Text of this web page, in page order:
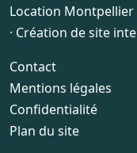
Location Montpellier
· Création de site
Contact
Mentions légales
Confidentialité
Plan du site